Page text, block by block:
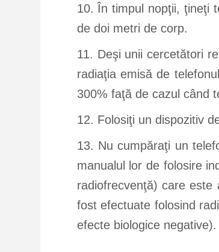
10. În timpul nopţii, ţineţi
de doi metri de corp.
11. Deşi unii cercetători
radiaţia emisă de
300% faţă de cazul când
12. Folosiţi un dispozitiv
13. Nu cumpăraţi un
manualul lor de folosire
radiofrecvenţă) care
fost efectuate folosind
efecte biologice negative).